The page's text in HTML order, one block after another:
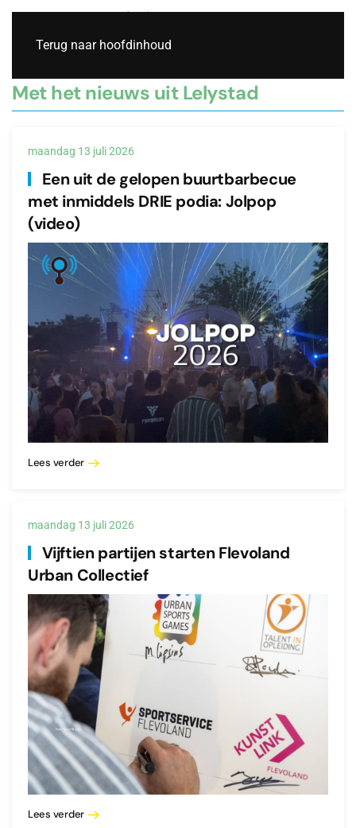
Terug naar hoofdinhoud
Met het nieuws uit Lelystad
maandag 13 juli 2026
Een uit de gelopen buurtbarbecue
met inmiddels DRIE podia: Jolpop
(video)
Lees verder
maandag 13 juli 2026
Vijftien partijen starten Flevoland
Urban Collectief
Lees verder